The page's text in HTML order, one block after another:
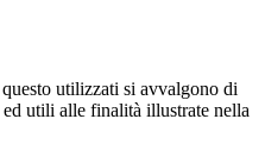
utilizzati si avvalgono di
utili alle finalità illustrate nella